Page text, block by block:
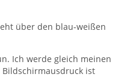
über den blau-weißen
Ich werde gleich meinen
ist